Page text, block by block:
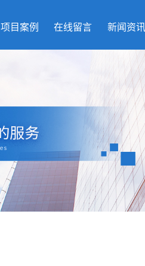
项目案例 在线留言 新闻资讯